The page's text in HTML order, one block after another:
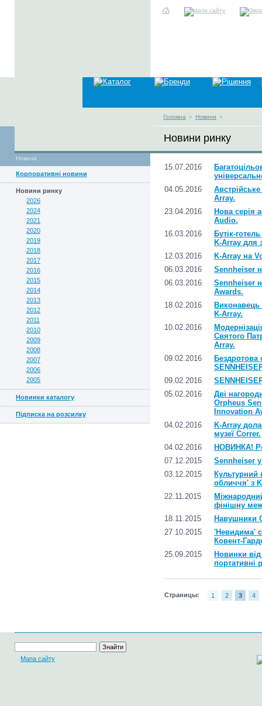
Головна » Новини »
Новини ринку
Новини
Корпоративні новини
Новини ринку
2026
2024
2021
2020
2019
2018
2017
2016
2015
2014
2013
2012
2011
2010
2009
2008
2007
2006
2005
Новинки каталогу
Підписка на розсилку
15.07.2016
04.05.2016
Array.
23.04.2016
Нова серія
Audio.
16.03.2016
Бутік-
K-Array для
12.03.2016
K-Array на
06.03.2016
Sennheiser
06.03.2016
Sennheiser
Awards.
18.02.2016
Виконавець
K-Array.
10.02.2016
Святого
Array.
09.02.2016
Бездротова
09.02.2016
05.02.2016
Дві
Orpheus
Innovation
04.02.2016
K-Array
музеї Correr.
04.02.2016
НОВИНКА!
07.12.2015
Sennheiser
03.12.2015
Культурний
обличчя' з
22.11.2015
фінішну
18.11.2015
Навушники
27.10.2015
'Невидима'
Ковент-
25.09.2015
Новинки від
портативні
Страницы: 1 2 3 4
Мапа сайту